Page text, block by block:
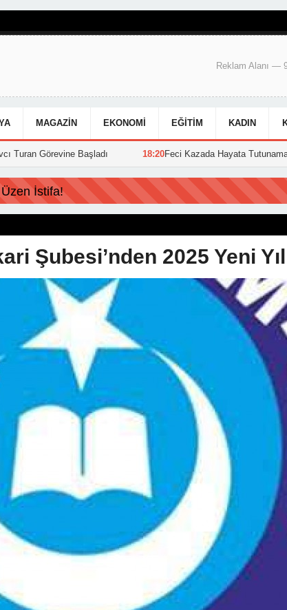
Reklam Alanı —
MAGAZIN EKONOMI EĞITIM KADIN
Başladı 18:20Feci Kazada Hayata Tutunamayan Ertunç
İstifa!
Şubesi’nden 2025 Yeni Yıl